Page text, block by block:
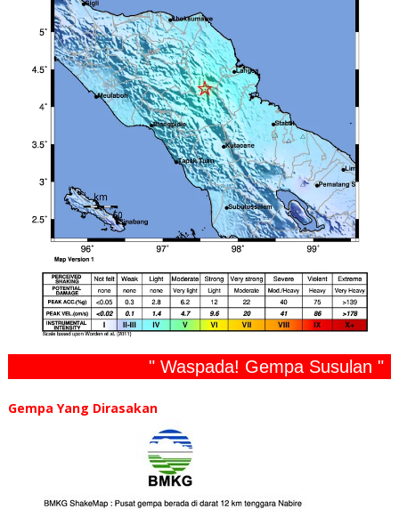
" Waspada! Gempa Susulan "
Gempa Yang Dirasakan